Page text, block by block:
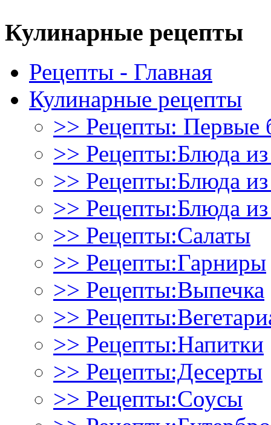
Кулинарные рецепты
Рецепты - Главная
Кулинарные рецепты
>> Рецепты: Первые
>> Рецепты:Блюда
>> Рецепты:Блюда
>> Рецепты:Блюда
>> Рецепты:Салаты
>> Рецепты:Гарниры
>> Рецепты:Выпечка
>>
>> Рецепты:Напитки
>> Рецепты:Десерты
>> Рецепты:Соусы